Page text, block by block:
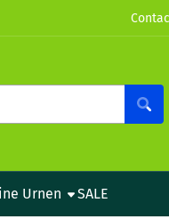
Urnen SALE